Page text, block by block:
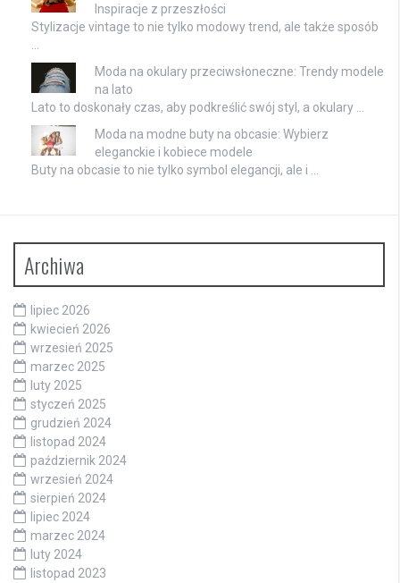
Inspiracje z przeszłości
Stylizacje vintage to nie tylko modowy trend, ale także sposób
…
Moda na okulary przeciwsłoneczne: Trendy modele
na lato
Lato to doskonały czas, aby podkreślić swój styl, a okulary …
Moda na modne buty na obcasie: Wybierz
eleganckie i kobiece modele
Buty na obcasie to nie tylko symbol elegancji, ale i …
Archiwa
lipiec 2026
kwiecień 2026
wrzesień 2025
marzec 2025
luty 2025
styczeń 2025
grudzień 2024
listopad 2024
październik 2024
wrzesień 2024
sierpień 2024
lipiec 2024
marzec 2024
luty 2024
listopad 2023